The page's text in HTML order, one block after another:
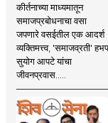
कीर्तनाच्या माध्यमातून
समाजप्रबोधनाचा वसा
जपणारे वसईतील एक आदर्श
व्यक्तिमत्त्व, 'समाजव्रती' हभप
सुयोग आपटे यांचा
जीवनप्रवास.....